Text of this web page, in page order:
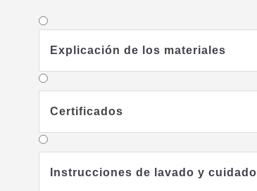
Explicación de los materiales
Certificados
Instrucciones de lavado y cuidado